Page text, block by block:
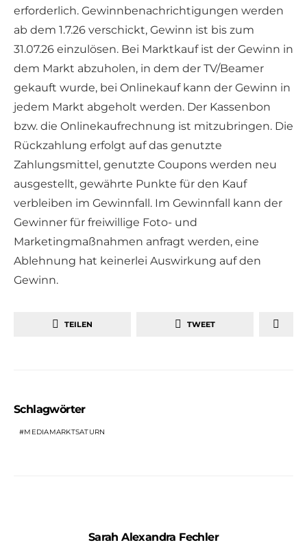
erforderlich. Gewinnbenachrichtigungen werden
ab dem 1.7.26 verschickt, Gewinn ist bis zum
31.07.26 einzulösen. Bei Marktkauf ist der Gewinn in
dem Markt abzuholen, in dem der TV/Beamer
gekauft wurde, bei Onlinekauf kann der Gewinn in
jedem Markt abgeholt werden. Der Kassenbon
bzw. die Onlinekaufrechnung ist mitzubringen. Die
Rückzahlung erfolgt auf das genutzte
Zahlungsmittel, genutzte Coupons werden neu
ausgestellt, gewährte Punkte für den Kauf
verbleiben im Gewinnfall. Im Gewinnfall kann der
Gewinner für freiwillige Foto- und
Marketingmaßnahmen anfragt werden, eine
Ablehnung hat keinerlei Auswirkung auf den
Gewinn.
TEILEN TWEET
Schlagwörter
MEDIAMARKTSATURN
Sarah Alexandra Fechler